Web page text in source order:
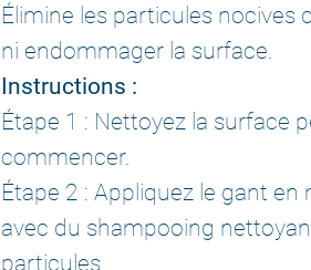
Élimine les particules nocives
ni endommager la surface.
Instructions :
Étape 1 : Nettoyez la surface
commencer.
Étape 2 : Appliquez le gant
avec du shampooing
particules.